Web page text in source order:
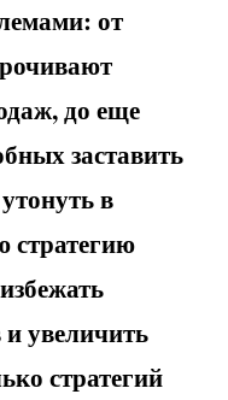
от
до еще
заставить
в
стратегию
увеличить
стратегий